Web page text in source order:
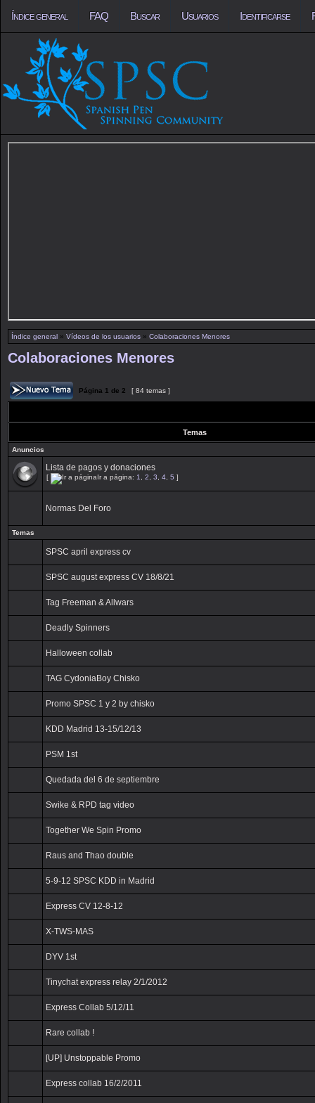
Índice general FAQ Buscar Usuarios Identificarse
Índice general » Vídeos de los usuarios » Colaboraciones Menores
Colaboraciones Menores
Página 1 de 2 [ 84 temas ]
Temas
Anuncios
Lista de pagos y donaciones
[ Ir a página: 1 2 3 4 5 ]
Normas Del Foro
Temas
SPSC april express cv
SPSC august express CV 18/8/21
Tag Freeman & Allwars
Deadly Spinners
Halloween collab
TAG CydoniaBoy Chisko
Promo SPSC 1 y 2 by chisko
KDD Madrid 13-15/12/13
PSM 1st
Quedada del 6 de septiembre
Swike & RPD tag video
Together We Spin Promo
Raus and Thao double
5-9-12 SPSC KDD in Madrid
Express CV 12-8-12
X-TWS-MAS
DYV 1st
Tinychat express relay 2/1/2012
Express Collab 5/12/11
Rare collab !
[UP] Unstoppable Promo
Express collab 16/2/2011